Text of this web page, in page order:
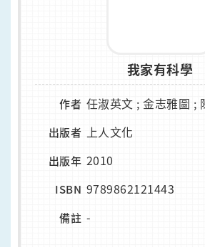
我家有科學
作者 任淑英文 ; 金志雅圖
出版者 上人文化
出版年 2010
ISBN 9789862121443
備註 -